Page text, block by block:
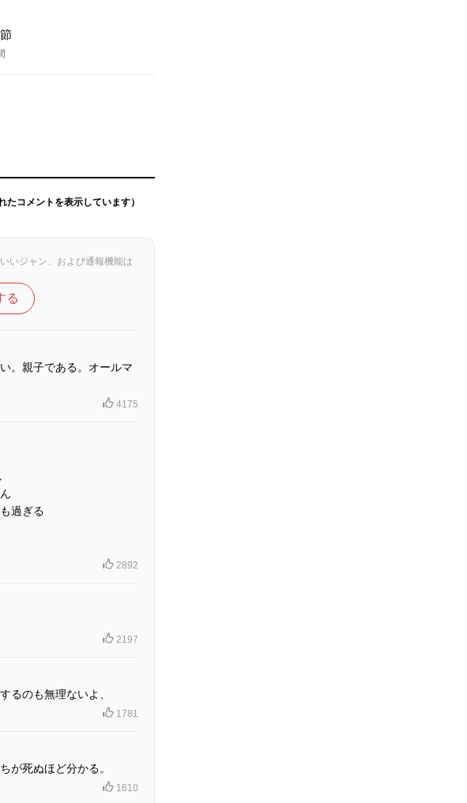
たコメントを表示しています）
いジャン、および通報機能は
る
。親子である。オールマ
4175
過ぎる
2892
2197
るのも無理ないよ、
1781
が死ぬほど分かる。
1610